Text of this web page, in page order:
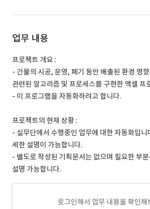
업무 내용
프로젝트 개요 :
- 건물의 시공, 운영, 폐기 동안 배출된 환경 영
관련된 알고리즘 및 프로세스를 구현한 엑셀 프
- 이 프로그램을 자동화하려고 합니다.
프로젝트의 현재 상황 :
- 실무단에서 수행중인 업무에 대한 자동화입니
세한 설명이 가능합니다.
- 별도로 작성된 기획문서는 없으며 필요한 부
설명 가능합니다.
로그인해서 업무 내용을 확인해